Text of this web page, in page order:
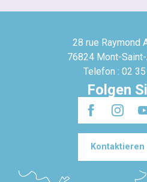
28 rue Raymond
76824 Mont-
Telefon : 02
Folgen
Kontaktieren